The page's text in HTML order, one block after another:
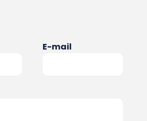
E-mail